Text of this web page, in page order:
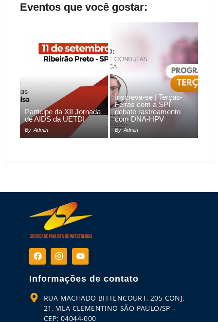
Eventos que você gostar:
Participe da XII Jornada
de AIDS da UETDI
By Admin
Inscreva-se | Terças-
Feiras com a SPI
debate rastreamento
com DNA-HPV
By Admin
Informações de contato
RUA MACHADO BITTENCOURT, 205 CONJ.
21, VILA CLEMENTINO SÃO PAULO/SP –
CEP: 04044-000